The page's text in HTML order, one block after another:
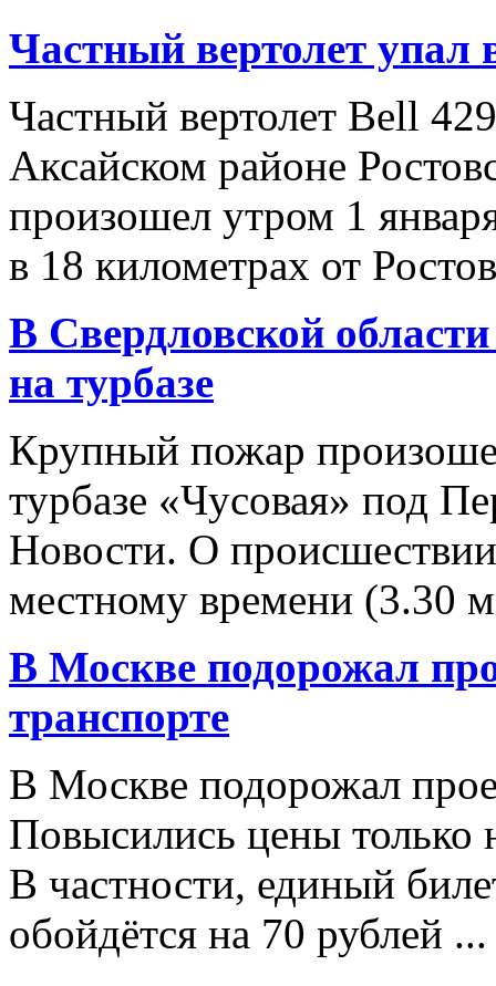
Частный вертолет упал
Частный вертолет Bell
Аксайском районе
произошел утром 1
в 18 километрах от
В Свердловской
на турбазе
Крупный пожар
турбазе «Чусовая» под
Новости. О
местному времени (3.30
В Москве подорожал
транспорте
В Москве подорожал
Повысились цены только
В частности, единый
обойдётся на 70 рублей ...